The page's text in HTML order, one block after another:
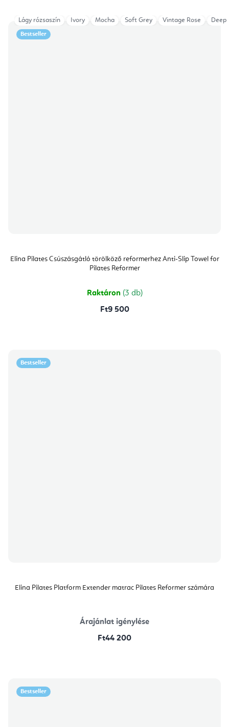
Bestseller
Elina Pilates Csúszásgátló törölköző reformerhez Anti-Slip Towel for
Pilates Reformer
Raktáron (3 db)
Ft9 500
Lágy rózsaszín Ivory Mocha Soft Grey Vintage Rose Deep
Bestseller
Elina Pilates Platform Extender matrac Pilates Reformer számára
Árajánlat igénylése
Ft44 200
Bestseller